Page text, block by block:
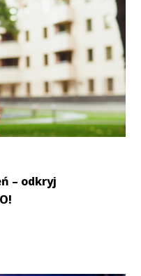
– odkryj